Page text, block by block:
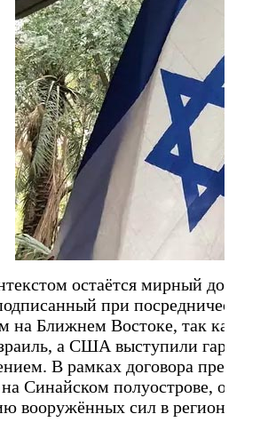
остаётся мирный
при посредничестве
на Ближнем Востоке, так как
а США выступили
В рамках договора
на Синайском полуострове,
вооружённых сил в регионе